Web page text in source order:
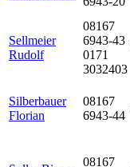
Sellmeier
Rudolf
08167
6943-43
0171
3032403
Silberbauer
Florian
08167
6943-44
08167